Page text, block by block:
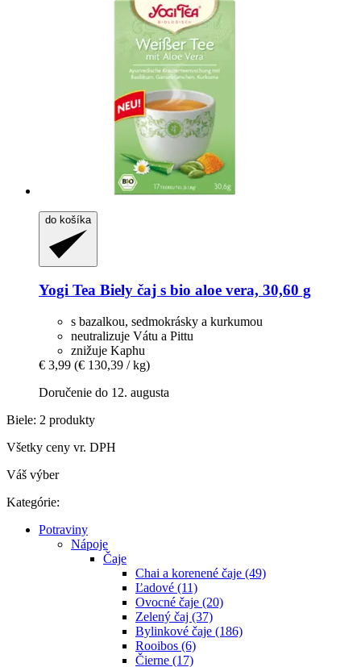
do košíka
Yogi Tea Biely čaj s bio aloe vera, 30,60 g
s bazalkou, sedmokrásky a kurkumou
neutralizuje Vátu a Pittu
znižuje Kaphu
€ 3,99 (€ 130,39 / kg)
Doručenie do 12. augusta
Biele: 2 produkty
Všetky ceny vr. DPH
Váš výber
Kategórie:
Potraviny
Nápoje
Čaje
Chai a korenené čaje (49)
Ľadové (11)
Ovocné čaje (20)
Zelený čaj (37)
Bylinkové čaje (186)
Rooibos (6)
Čierne (17)